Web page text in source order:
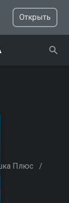
Открыть
Плюс /